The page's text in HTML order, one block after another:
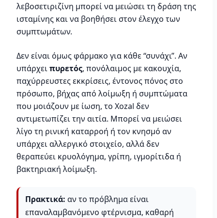
λεβοσετιριζίνη μπορεί να μειώσει τη δράση της
ισταμίνης και να βοηθήσει στον έλεγχο των
συμπτωμάτων.
Δεν είναι όμως φάρμακο για κάθε “συνάχι”. Αν
υπάρχειπυρετός, πονόλαιμος με κακουχία,
παχύρρευστες εκκρίσεις, έντονος πόνος στο
πρόσωπο, βήχας από λοίμωξη ή συμπτώματα
που μοιάζουν με ίωση, το Xozal δεν
αντιμετωπίζει την αιτία. Μπορεί να μειώσει
λίγο τη ρινική καταρροή ή τον κνησμό αν
υπάρχει αλλεργικό στοιχείο, αλλά δεν
θεραπεύει κρυολόγημα, γρίπη, ιγμορίτιδα ή
βακτηριακή λοίμωξη.
Πρακτικά: αν το πρόβλημα είναι
επαναλαμβανόμενο φτέρνισμα, καθαρή